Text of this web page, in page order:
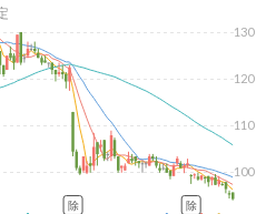
100
110
120
130
除 除